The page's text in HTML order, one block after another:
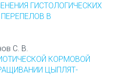
ГИСТОЛОГИЧЕСКИХ
В
С. В.
КОРМОВОЙ
ЦЫПЛЯТ-